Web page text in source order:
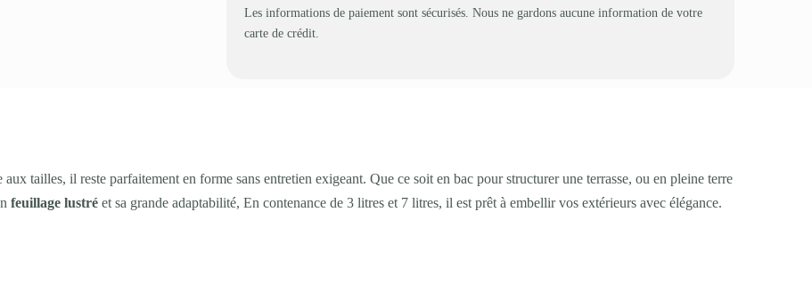
Les informations de paiement sont sécurisés. Nous ne gardons aucune information de votre
carte de crédit.
tailles, il reste parfaitement en forme sans entretien exigeant. Que ce soit en bac pour structurer une terrasse, ou en pleine terre
feuillage lustré et sa grande adaptabilité, En contenance de 3 litres et 7 litres, il est prêt à embellir vos extérieurs avec élégance.